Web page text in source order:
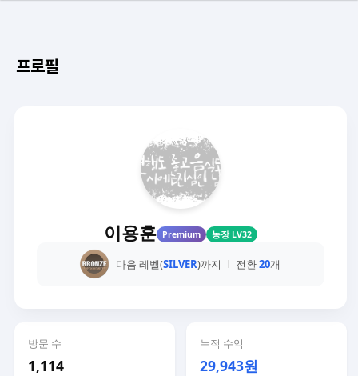
프로필
이용훈 Premium 농장 LV32
다음 레벨(SILVER)까지 전환20개
방문 수
1,114
누적 수익
29,943원